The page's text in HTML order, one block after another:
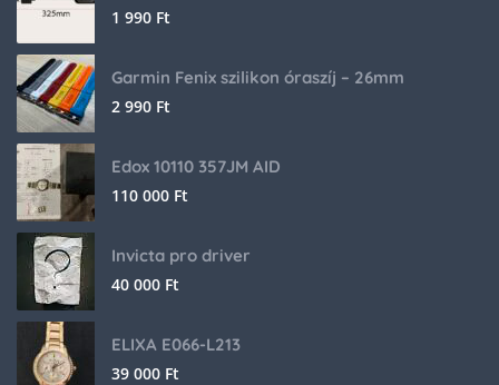
1 990 Ft
Garmin Fenix szilikon óraszíj – 26mm
2 990 Ft
Edox 10110 357JM AID
110 000 Ft
Invicta pro driver
40 000 Ft
ELIXA E066-L213
39 000 Ft